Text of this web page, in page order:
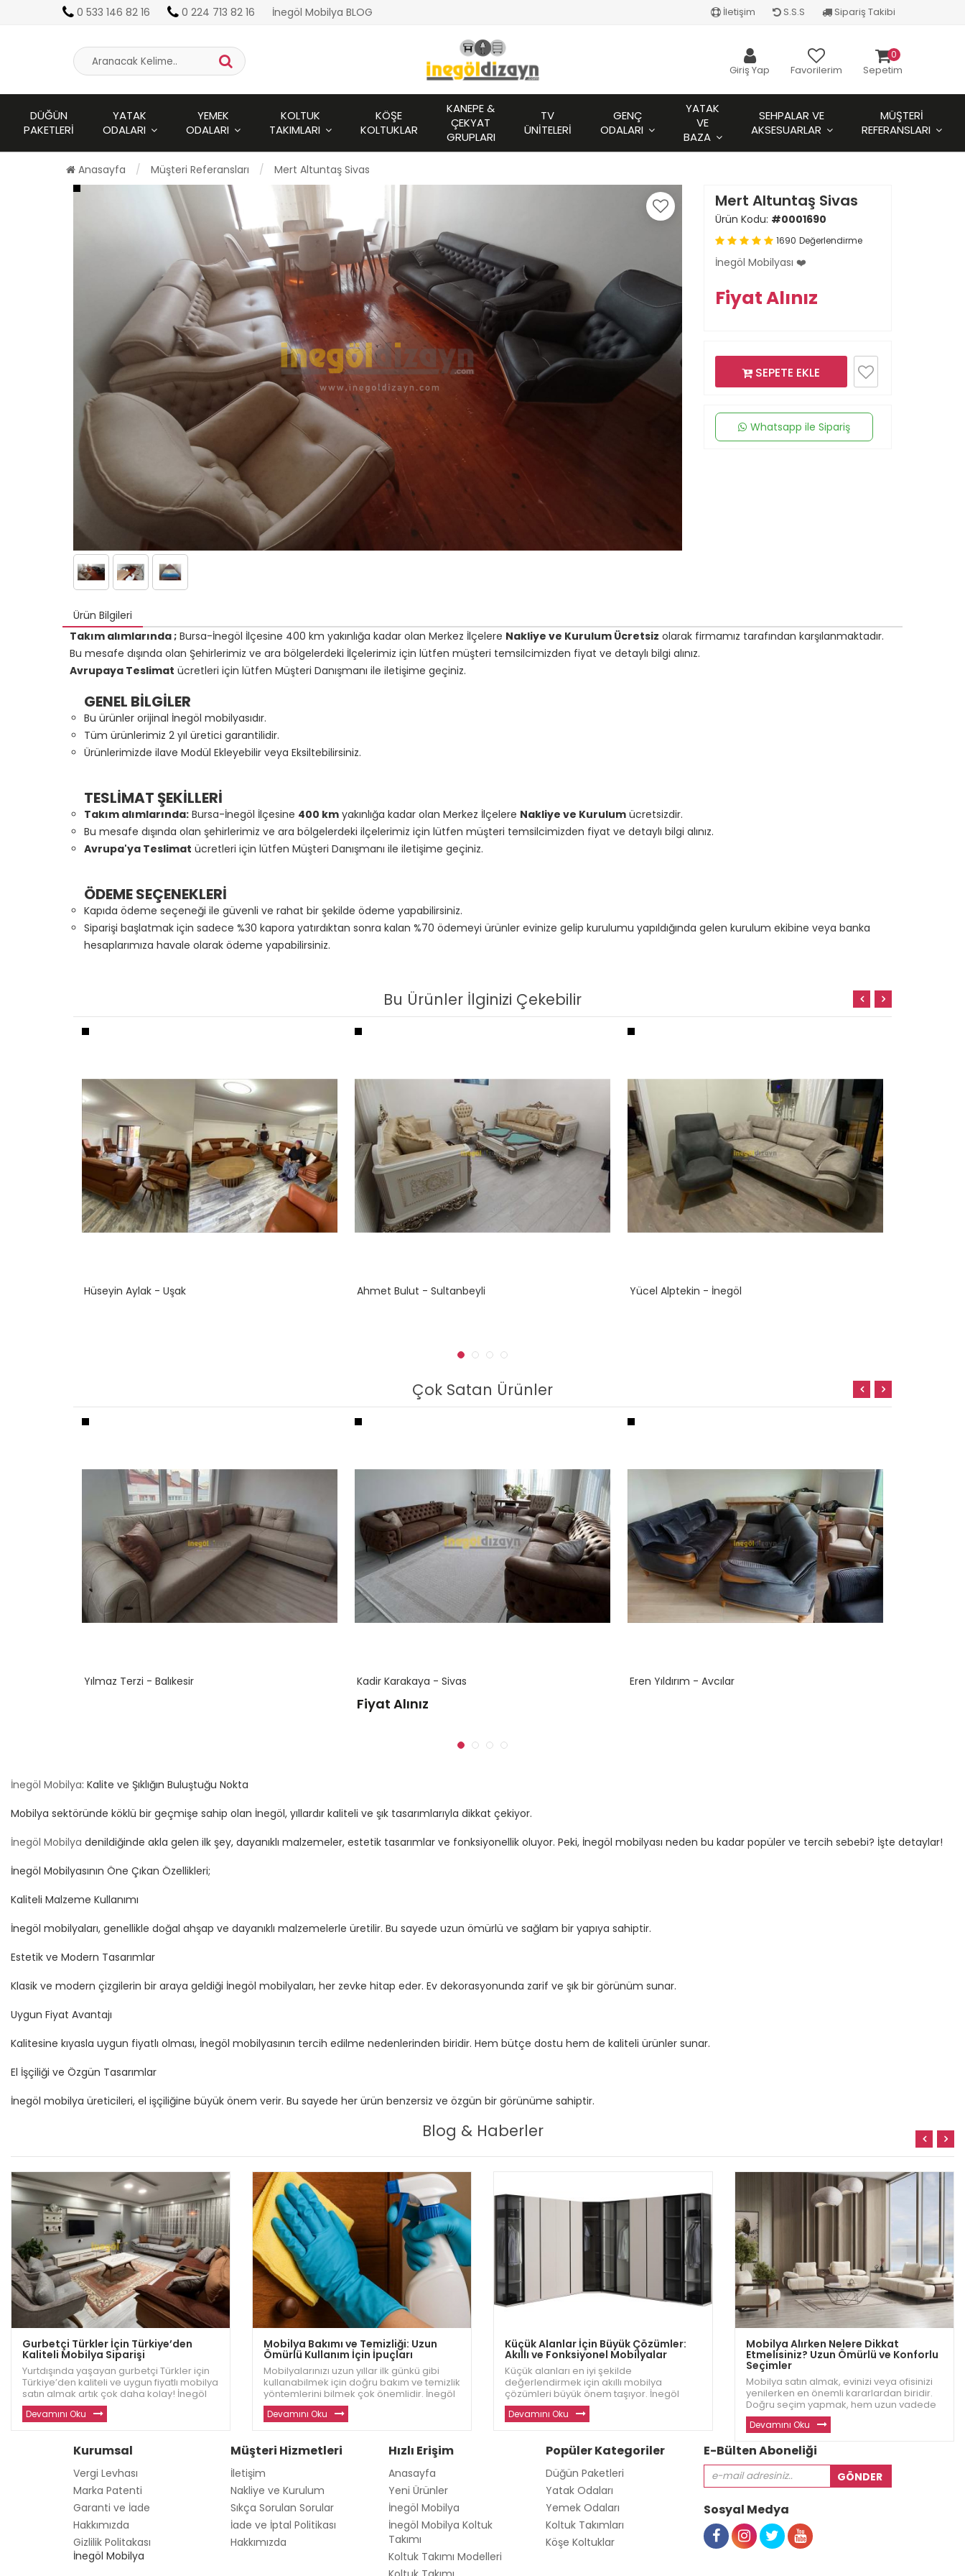
0 533 146 82 16 0 224 713 82 16 İnegöl Mobilya BLOG İletişim S.S.S Sipariş Takibi
Giriş Yap Favorilerim Sepetim
0
DÜĞÜN
PAKETLERI
YATAK
ODALARI
YEMEK
ODALARI
KOLTUK
TAKIMLARI
KÖŞE
KOLTUKLAR
KANEPE &
ÇEKYAT
GRUPLARI
TV
ÜNITELERI
GENÇ
ODALARI
YATAK
VE
BAZA
SEHPALAR VE
AKSESUARLAR
MÜŞTERI
REFERANSLARI
Anasayfa Müşteri Referansları Mert Altuntaş Sivas
Mert Altuntaş Sivas
Ürün Kodu: #0001690
1690 Değerlendirme
İnegöl Mobilyası ❤️
Fiyat Alınız
SEPETE EKLE
Whatsapp ile Sipariş
Ürün Bilgileri
Takım alımlarında ; Bursa-İnegöl İlçesine 400 km yakınlığa kadar olan Merkez İlçelere Nakliye ve Kurulum Ücretsiz olarak firmamız tarafından karşılanmaktadır.
Bu mesafe dışında olan Şehirlerimiz ve ara bölgelerdeki İlçelerimiz için lütfen müşteri temsilcimizden fiyat ve detaylı bilgi alınız.
Avrupaya Teslimat ücretleri için lütfen Müşteri Danışmanı ile iletişime geçiniz.
GENEL BİLGİLER
Bu ürünler orijinal İnegöl mobilyasıdır.
Tüm ürünlerimiz 2 yıl üretici garantilidir.
Ürünlerimizde ilave Modül Ekleyebilir veya Eksiltebilirsiniz.
TESLİMAT ŞEKİLLERİ
Takım alımlarında: Bursa-İnegöl İlçesine 400 km yakınlığa kadar olan Merkez İlçelere Nakliye ve Kurulum ücretsizdir.
Bu mesafe dışında olan şehirlerimiz ve ara bölgelerdeki ilçelerimiz için lütfen müşteri temsilcimizden fiyat ve detaylı bilgi alınız.
Avrupa'ya Teslimat ücretleri için lütfen Müşteri Danışmanı ile iletişime geçiniz.
ÖDEME SEÇENEKLERİ
Kapıda ödeme seçeneği ile güvenli ve rahat bir şekilde ödeme yapabilirsiniz.
Siparişi başlatmak için sadece %30 kapora yatırdıktan sonra kalan %70 ödemeyi ürünler evinize gelip kurulumu yapıldığında gelen kurulum ekibine veya banka
hesaplarımıza havale olarak ödeme yapabilirsiniz.
Bu Ürünler İlginizi Çekebilir
Hüseyin Aylak - Uşak Ahmet Bulut - Sultanbeyli Yücel Alptekin - İnegöl
Çok Satan Ürünler
Yılmaz Terzi - Balıkesir Kadir Karakaya - Sivas
Fiyat Alınız
Eren Yıldırım - Avcılar
İnegöl Mobilya: Kalite ve Şıklığın Buluştuğu Nokta
Mobilya sektöründe köklü bir geçmişe sahip olan İnegöl, yıllardır kaliteli ve şık tasarımlarıyla dikkat çekiyor.
İnegöl Mobilya denildiğinde akla gelen ilk şey, dayanıklı malzemeler, estetik tasarımlar ve fonksiyonellik oluyor. Peki, İnegöl mobilyası neden bu kadar popüler ve tercih sebebi? İşte detaylar!
İnegöl Mobilyasının Öne Çıkan Özellikleri;
Kaliteli Malzeme Kullanımı
İnegöl mobilyaları, genellikle doğal ahşap ve dayanıklı malzemelerle üretilir. Bu sayede uzun ömürlü ve sağlam bir yapıya sahiptir.
Estetik ve Modern Tasarımlar
Klasik ve modern çizgilerin bir araya geldiği İnegöl mobilyaları, her zevke hitap eder. Ev dekorasyonunda zarif ve şık bir görünüm sunar.
Uygun Fiyat Avantajı
Kalitesine kıyasla uygun fiyatlı olması, İnegöl mobilyasının tercih edilme nedenlerinden biridir. Hem bütçe dostu hem de kaliteli ürünler sunar.
El İşçiliği ve Özgün Tasarımlar
İnegöl mobilya üreticileri, el işçiliğine büyük önem verir. Bu sayede her ürün benzersiz ve özgün bir görünüme sahiptir.
Blog & Haberler
Gurbetçi Türkler İçin Türkiye’den
Kaliteli Mobilya Siparişi
Yurtdışında yaşayan gurbetçi Türkler için
Türkiye’den kaliteli ve uygun fiyatlı mobilya
satın almak artık çok daha kolay! İnegöl
Dizayn, evinizi sıcacık bir yuva haline
getirecek dayanıklı ve modern mobilyalar
Devamını Oku
Mobilya Bakımı ve Temizliği: Uzun
Ömürlü Kullanım İçin İpuçları
Mobilyalarınızı uzun yıllar ilk günkü gibi
kullanabilmek için doğru bakım ve temizlik
yöntemlerini bilmek çok önemlidir. İnegöl
Dizayn, mobilyalarınızı korumanız için en
etkili ipuçlarını sizlerle paylaşıyor. Daha
Devamını Oku
Küçük Alanlar İçin Büyük Çözümler:
Akıllı ve Fonksiyonel Mobilyalar
Küçük alanları en iyi şekilde
değerlendirmek için akıllı mobilya
çözümleri büyük önem taşıyor. İnegöl
Dizayn, dar alanlar için şık, konforlu ve
fonksiyonel mobilyalar sunarak evinizde
Devamını Oku
Mobilya Alırken Nelere Dikkat
Etmelisiniz? Uzun Ömürlü ve Konforlu
Seçimler
Mobilya satın almak, evinizi veya ofisinizi
yenilerken en önemli kararlardan biridir.
Doğru seçim yapmak, hem uzun vadede
konfor hem de estetik açısından büyük bir
fark yaratır. İnegöl Dizayn olarak,
seçebilmesi için di
Devamını Oku
Kurumsal
Vergi Levhası
Marka Patenti
Garanti ve İade
Hakkımızda
Gizlilik Politakası
İnegöl Mobilya
Müşteri Hizmetleri
İletişim
Nakliye ve Kurulum
Sıkça Sorulan Sorular
İade ve İptal Politikası
Hakkımızda
Hızlı Erişim
Anasayfa
Yeni Ürünler
İnegöl Mobilya
İnegöl Mobilya Koltuk
Takımı
Koltuk Takımı Modelleri
Popüler Kategoriler
Düğün Paketleri
Yatak Odaları
Yemek Odaları
Koltuk Takımları
Köşe Koltuklar
E-Bülten Aboneliği
Sosyal Medya